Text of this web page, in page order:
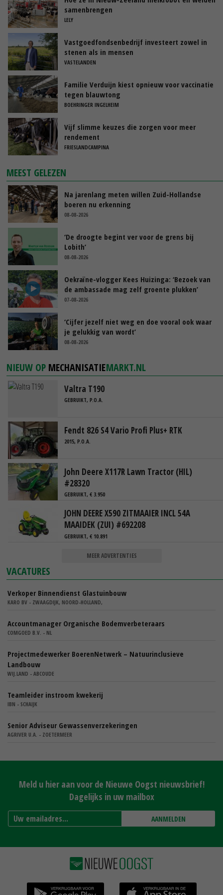
samenbrengen
LELY
Vastgoedfondsenbedrijf investeert zowel in
stenen als in mensen
VASTELANDEN
Familie Verduijn kiest opnieuw voor vaccinatie
tegen blauwtong
BOEHRINGER INGELHEIM
Vijf slimme keuzes die zorgen voor meer
rendement
FRIESLANDCAMPINA
MEEST GELEZEN
Na jarenlang meten willen Zuid-Hollandse
boeren nu erkenning
08-08-2026
‘De droogte begint ver voor de grens bij
Lobith’
08-08-2026
Oekraïne-vlogger Kees Huizinga: ‘Bezoek van
de ambassade mag zelf groente plukken’
07-08-2026
‘Cijfer jezelf niet weg en doe vooral ook waar
je gelukkig van wordt’
08-08-2026
NIEUW OP MECHANISATIEMARKT.NL
Valtra T190
GEBRUIKT, P.O.A.
Fendt 826 S4 Vario Profi Plus+ RTK
2015, P.O.A.
John Deere X117R Lawn Tractor (HIL)
#28320
GEBRUIKT, € 3.950
JOHN DEERE X590 ZITMAAIER INCL 54A
MAAIDEK (ZUI) #692208
GEBRUIKT, € 10.891
MEER ADVERTENTIES
VACATURES
Verkoper Binnendienst Glastuinbouw
KARO BV - ZWAAGDIJK, NOORD-HOLLAND,
Accountmanager Organische Bodemverbeteraars
COMGOED B.V. - NL
Projectmedewerker BoerenNetwerk – Natuurinclusieve
Landbouw
WIJ.LAND - ABCOUDE
Teamleider instroom kwekerij
IBN - SCHAIJK
Senior Adviseur Gewassenverzekeringen
AGRIVER U.A. - ZOETERMEER
Meld u hier aan voor de Nieuwe Oogst nieuwsbrief!
Dagelijks in uw mailbox
AANMELDEN